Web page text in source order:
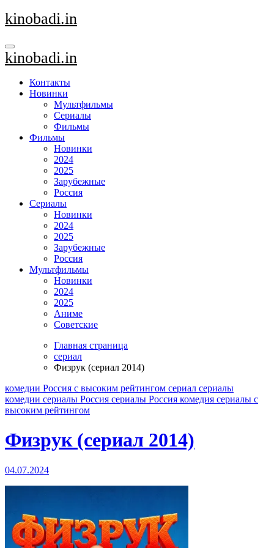
Перейти
к
kinobadi.in
kinobadi.in
Контакты
Новинки
Мультфильмы
Сериалы
Фильмы
Фильмы
Новинки
2024
2025
Зарубежные
Россия
Сериалы
Новинки
2024
2025
Зарубежные
Россия
Мультфильмы
Новинки
2024
2025
Аниме
Советские
Главная страница
сериал
Физрук (сериал 2014)
комедии Россия с высоким рейтингом сериал сериалы
комедии сериалы Россия сериалы Россия комедия сериалы с
высоким рейтингом
Физрук (сериал 2014)
04.07.2024